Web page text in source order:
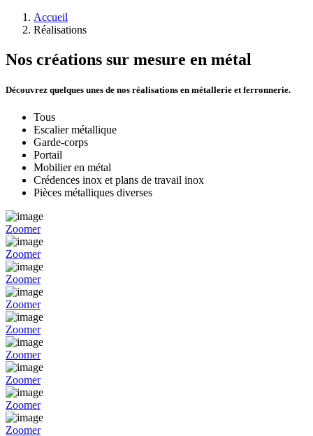
Accueil
Réalisations
Nos créations sur mesure en métal
Découvrez quelques unes de nos réalisations en métallerie et ferronnerie.
Tous
Escalier métallique
Garde-corps
Portail
Mobilier en métal
Crédences inox et plans de travail inox
Pièces métalliques diverses
Zoomer
Zoomer
Zoomer
Zoomer
Zoomer
Zoomer
Zoomer
Zoomer
Zoomer